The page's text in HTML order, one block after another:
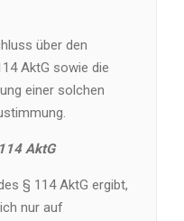
über den
AktG sowie die
einer solchen
AktG
§ 114 AktG ergibt,
nur auf